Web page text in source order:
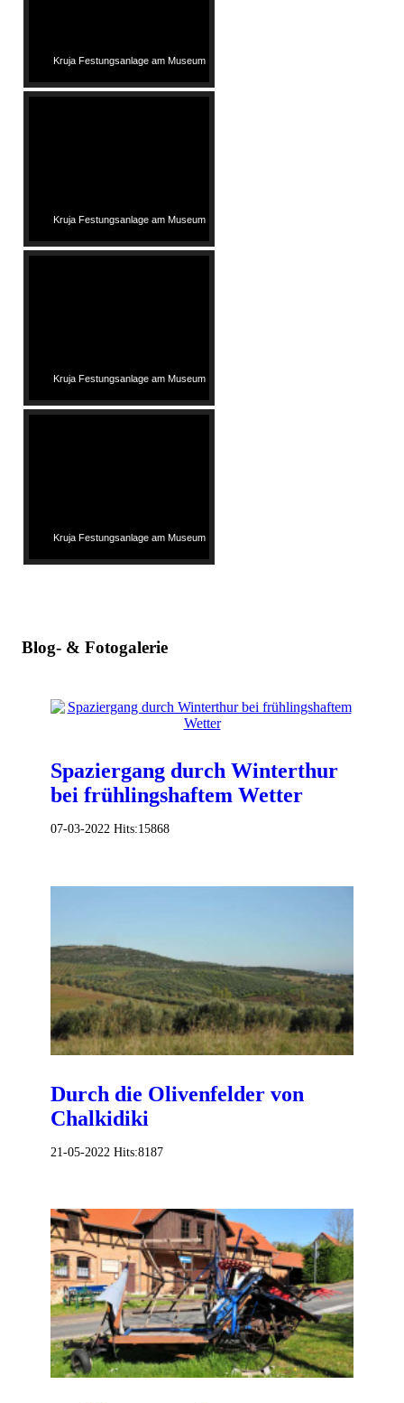
Kruja Festungsanlage am Museum
Kruja Festungsanlage am Museum
Kruja Festungsanlage am Museum
Kruja Festungsanlage am Museum
Blog- & Fotogalerie
Spaziergang durch Winterthur
bei frühlingshaftem Wetter
07-03-2022 Hits:15868
Durch die Olivenfelder von
Chalkidiki
21-05-2022 Hits:8187